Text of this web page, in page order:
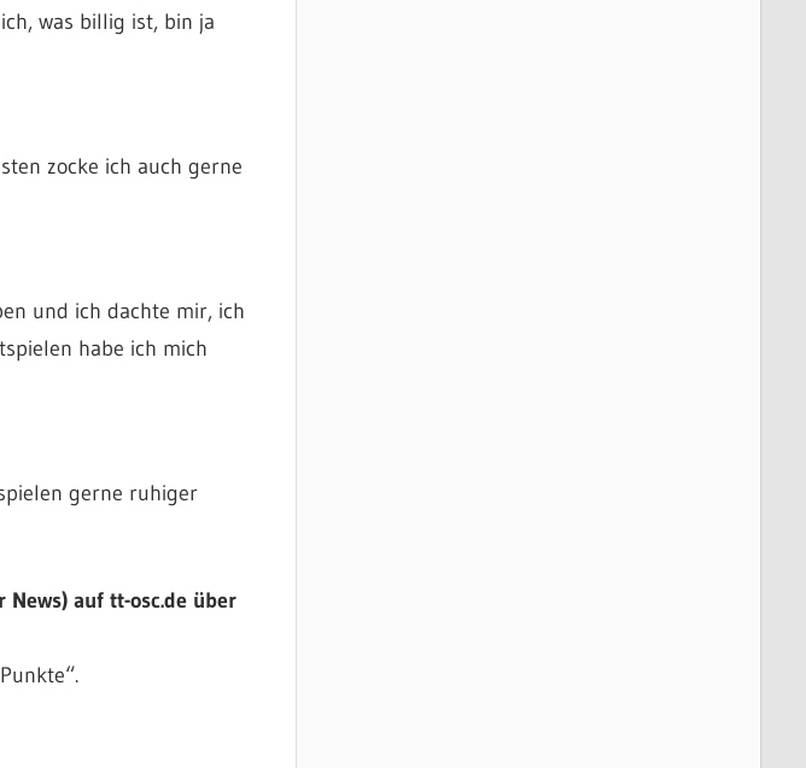
was billig ist, bin ja
zocke ich auch gerne
und ich dachte mir, ich
habe ich mich
gerne ruhiger
auf tt-osc.de über